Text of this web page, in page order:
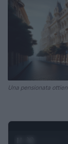
Una pensionata